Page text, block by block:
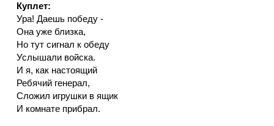
Куплет:
Ура! Даешь победу -
Она уже близка,
Но тут сигнал к обеду
Услышали войска.
И я, как настоящий
Ребячий генерал,
Сложил игрушки в ящик
И комнате прибрал.